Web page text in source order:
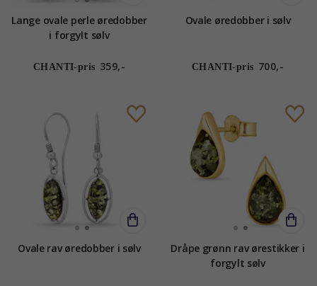
Lange ovale perle øredobber
i forgylt sølv
CHANTI-pris 359,-
Ovale øredobber i sølv
CHANTI-pris 700,-
Ovale rav øredobber i sølv
Dråpe grønn rav ørestikker i
forgylt sølv